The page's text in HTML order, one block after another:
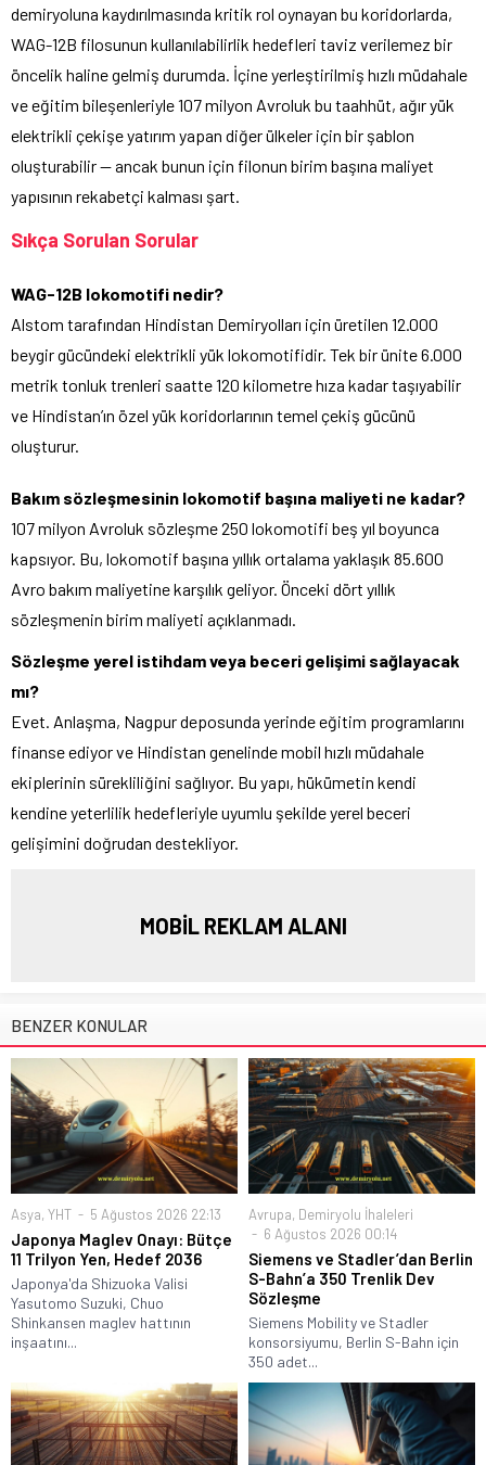
demiryoluna kaydırılmasında kritik rol oynayan bu koridorlarda,
WAG-12B filosunun kullanılabilirlik hedefleri taviz verilemez bir
öncelik haline gelmiş durumda. İçine yerleştirilmiş hızlı müdahale
ve eğitim bileşenleriyle 107 milyon Avroluk bu taahhüt, ağır yük
elektrikli çekişe yatırım yapan diğer ülkeler için bir şablon
oluşturabilir — ancak bunun için filonun birim başına maliyet
yapısının rekabetçi kalması şart.
Sıkça Sorulan Sorular
WAG-12B lokomotifi nedir?
Alstom tarafından Hindistan Demiryolları için üretilen 12.000
beygir gücündeki elektrikli yük lokomotifidir. Tek bir ünite 6.000
metrik tonluk trenleri saatte 120 kilometre hıza kadar taşıyabilir
ve Hindistan’ın özel yük koridorlarının temel çekiş gücünü
oluşturur.
Bakım sözleşmesinin lokomotif başına maliyeti ne kadar?
107 milyon Avroluk sözleşme 250 lokomotifi beş yıl boyunca
kapsıyor. Bu, lokomotif başına yıllık ortalama yaklaşık 85.600
Avro bakım maliyetine karşılık geliyor. Önceki dört yıllık
sözleşmenin birim maliyeti açıklanmadı.
Sözleşme yerel istihdam veya beceri gelişimi sağlayacak
mı?
Evet. Anlaşma, Nagpur deposunda yerinde eğitim programlarını
finanse ediyor ve Hindistan genelinde mobil hızlı müdahale
ekiplerinin sürekliliğini sağlıyor. Bu yapı, hükümetin kendi
kendine yeterlilik hedefleriyle uyumlu şekilde yerel beceri
gelişimini doğrudan destekliyor.
MOBİL REKLAM ALANI
BENZER KONULAR
Asya, YHT 5 Ağustos 2026 22:13
Japonya Maglev Onayı: Bütçe
11 Trilyon Yen, Hedef 2036
Japonya'da Shizuoka Valisi
Yasutomo Suzuki, Chuo
Shinkansen maglev hattının
inşaatını...
Avrupa, Demiryolu İhaleleri
6 Ağustos 2026 00:14
Siemens ve Stadler’dan Berlin
S-Bahn’a 350 Trenlik Dev
Sözleşme
Siemens Mobility ve Stadler
konsorsiyumu, Berlin S-Bahn için
350 adet...